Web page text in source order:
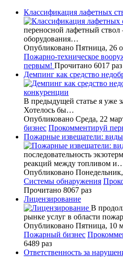
Классификация лафетных
переносной лафетный
оборудования…
Опубликовано Пятница, 26
Пожарно-техническое
первым! Прочитано 6017 раз
Демпинг как средство
В предыдущей статье я уже
Хотелось бы…
Опубликовано Среда, 22
бизнес Прокомментируй
Пожарные извещатели: виды
последовательность
реакций между топливом
Опубликовано
Системы обнаружения
Прочитано 8067 раз
Лицензирование
В
рынке услуг в области
Опубликовано Пятница, 10
Пожарный бизнес
6489 раз
Ответственность за